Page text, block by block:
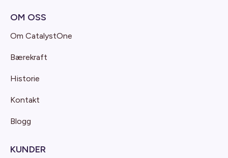
OM OSS
Om CatalystOne
Bærekraft
Historie
Kontakt
Blogg
KUNDER